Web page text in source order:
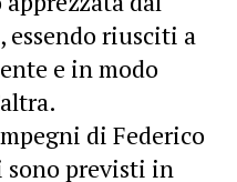
riusciti a
e in modo
di Federico
previsti in